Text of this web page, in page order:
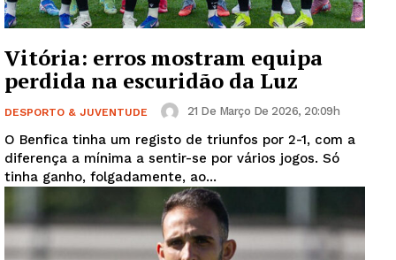
Vitória: erros mostram equipa
perdida na escuridão da Luz
DESPORTO & JUVENTUDE 21 De Março De 2026, 20:09h
O Benfica tinha um registo de triunfos por 2-1, com a
diferença a mínima a sentir-se por vários jogos. Só
tinha ganho, folgadamente, ao...